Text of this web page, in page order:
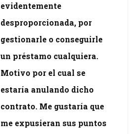
evidentemente
desproporcionada, por
gestionarle o conseguirle
un préstamo cualquiera.
Motivo por el cual se
estaría anulando dicho
contrato. Me gustaría que
me expusieran sus puntos